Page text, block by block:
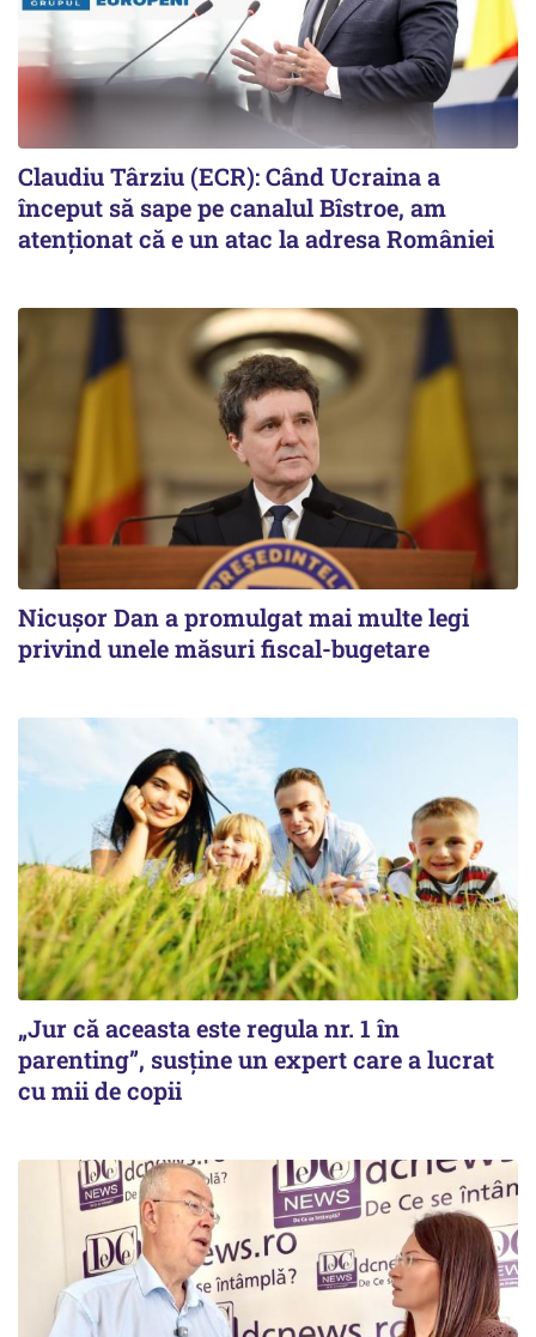
Claudiu Târziu (ECR): Când Ucraina a
început să sape pe canalul Bîstroe, am
atenționat că e un atac la adresa României
Nicușor Dan a promulgat mai multe legi
privind unele măsuri fiscal-bugetare
„Jur că aceasta este regula nr. 1 în
parenting”, susține un expert care a lucrat
cu mii de copii